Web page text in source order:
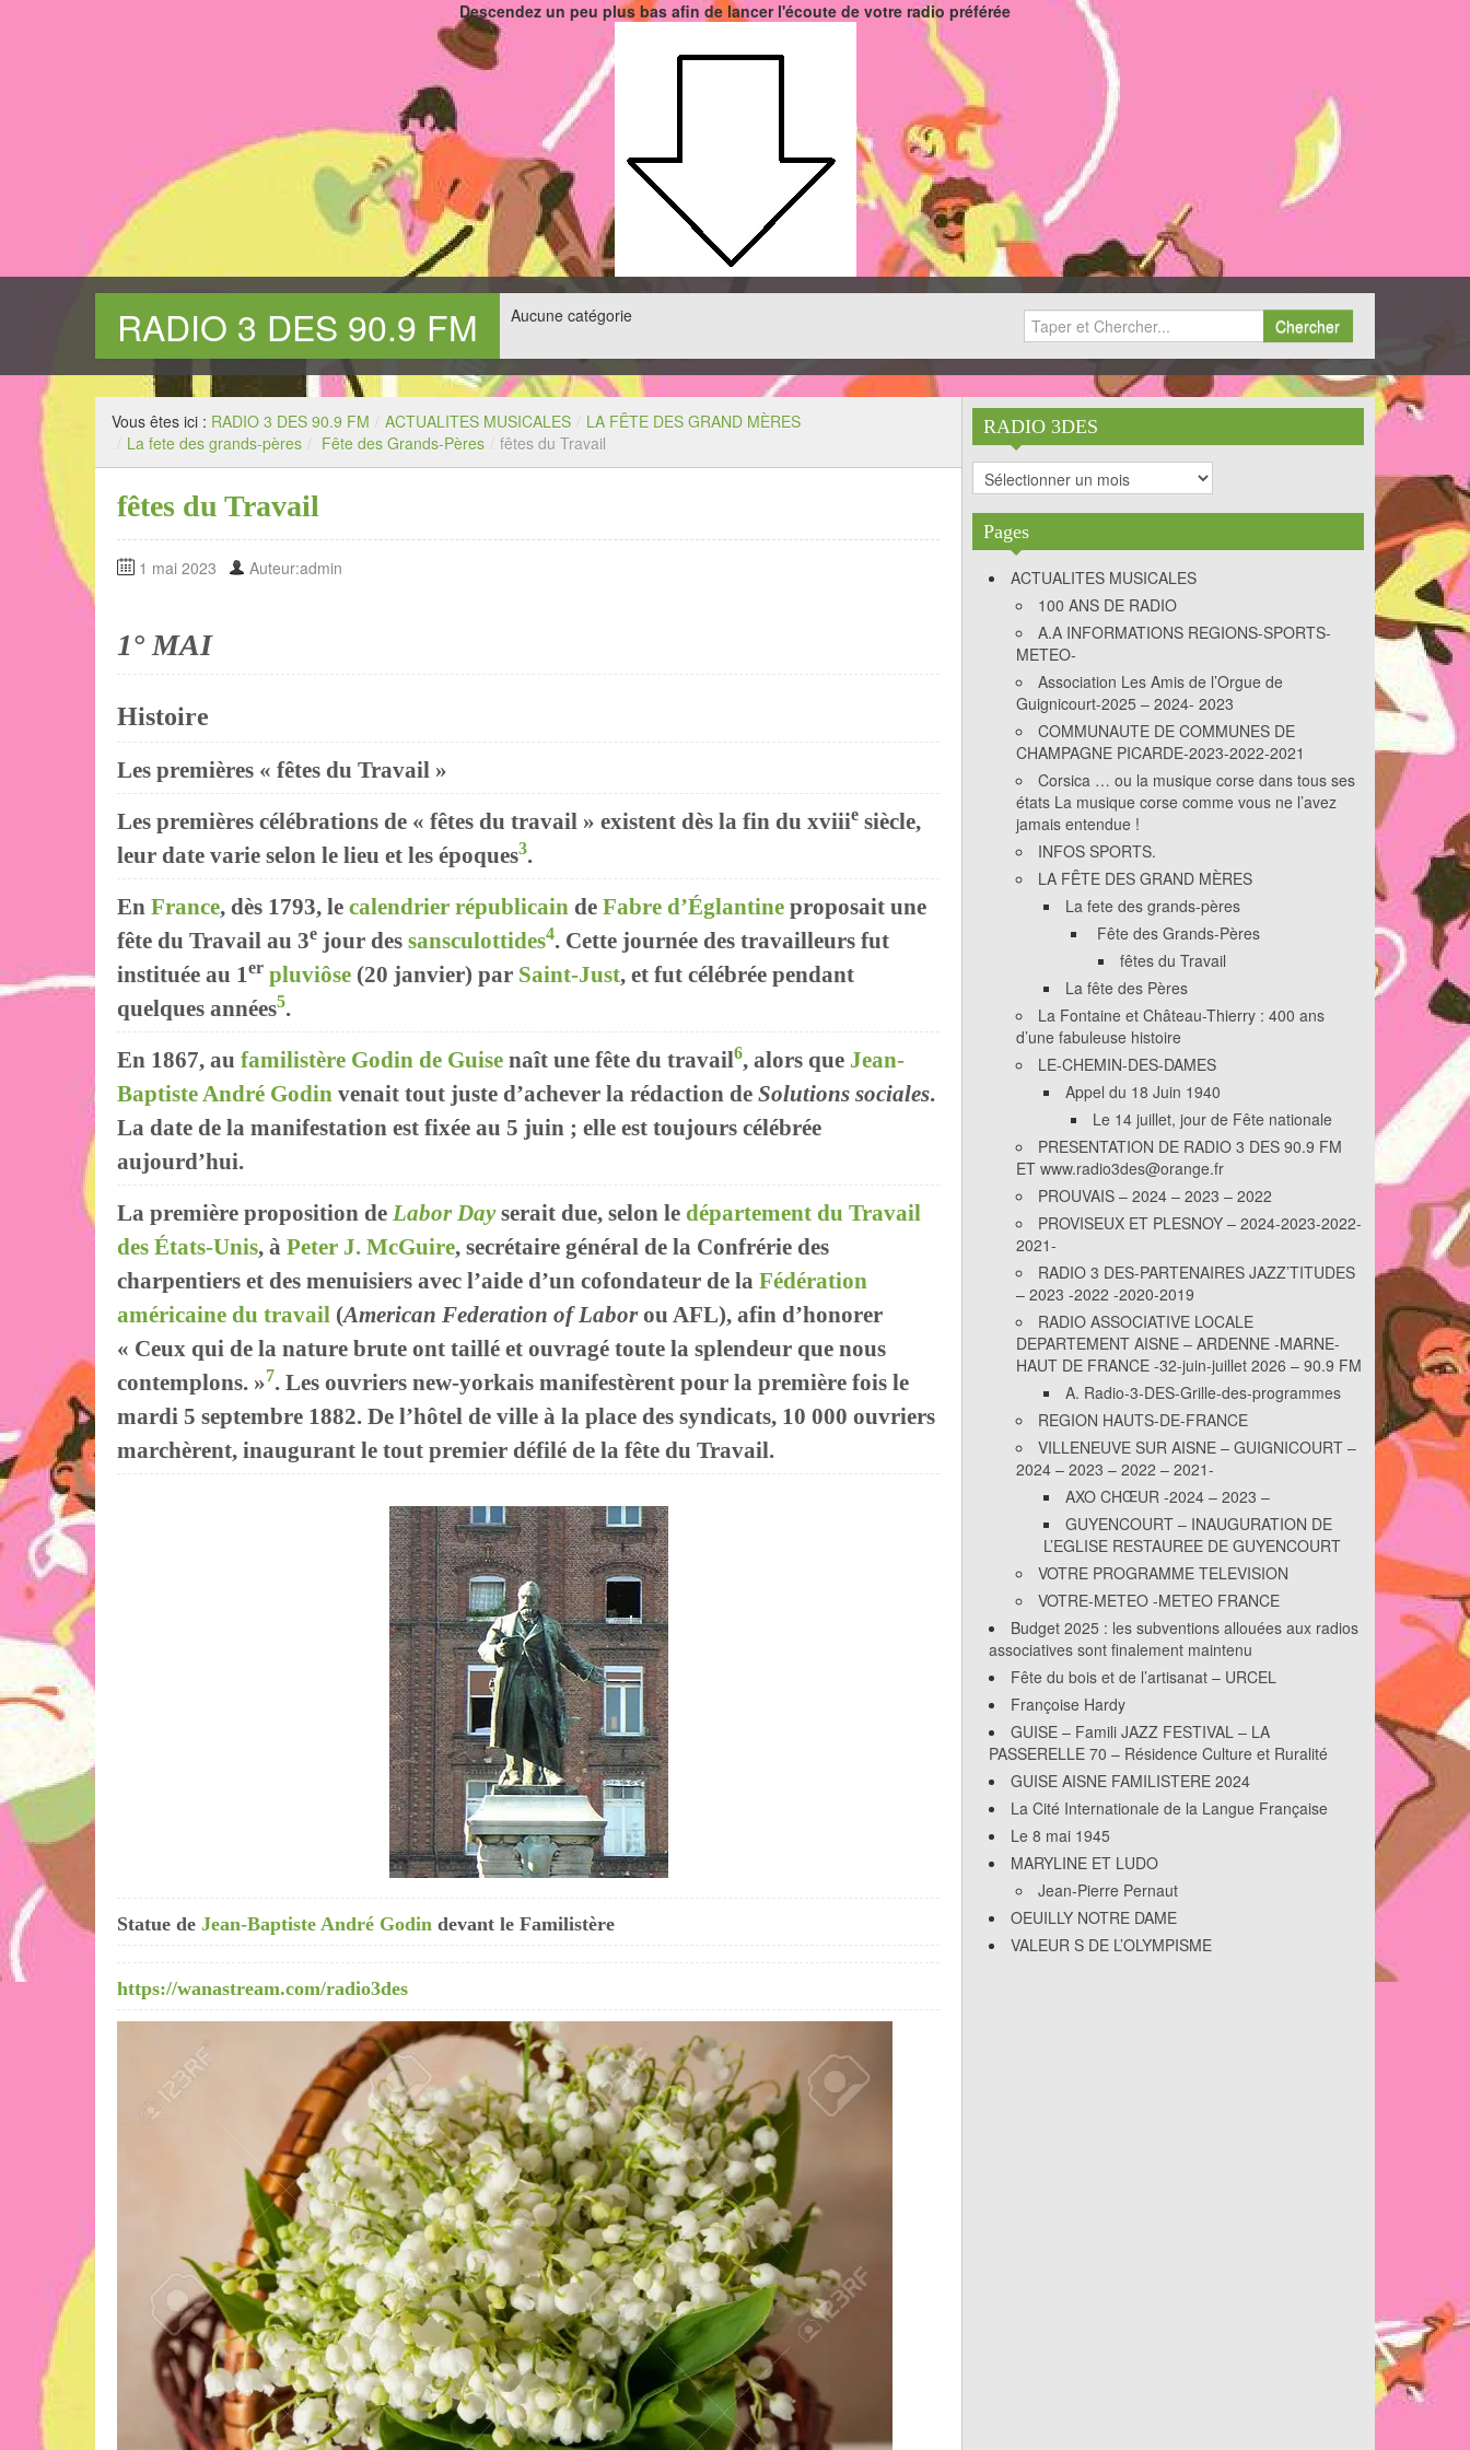
Descendez un peu plus bas afin de lancer l'écoute de votre radio préférée
RADIO 3 DES 90.9 FM Aucune catégorie Chercher
www.radio3des.com. CHAMPAGNE PICARDE
Vous êtes ici : RADIO 3 DES 90.9 FM / ACTUALITES MUSICALES / LA FÊTE DES GRAND MÈRES
/ La fete des grands-pères / Fête des Grands-Pères / fêtes du Travail
fêtes du Travail
1 mai 2023 Auteur:admin
1° MAI
Histoire
Les premières « fêtes du Travail »
Les premières célébrations de « fêtes du travail » existent dès la fin du xviiie siècle,
leur date varie selon le lieu et les époques3.
En France, dès 1793, le calendrier républicain de Fabre d’Églantine proposait une
fête du Travail au 3e jour des sansculottides4. Cette journée des travailleurs fut
instituée au 1er pluviôse (20 janvier) par Saint-Just, et fut célébrée pendant
quelques années5.
En 1867, au familistère Godin de Guise naît une fête du travail6, alors que Jean-
Baptiste André Godin venait tout juste d’achever la rédaction de Solutions sociales.
La date de la manifestation est fixée au 5 juin ; elle est toujours célébrée
aujourd’hui.
La première proposition de Labor Dayserait due, selon le département du Travail
des États-Unis, à Peter J. McGuire, secrétaire général de la Confrérie des
charpentiers et des menuisiers avec l’aide d’un cofondateur de la Fédération
américaine du travail (American Federation of Laborou AFL), afin d’honorer
« Ceux qui de la nature brute ont taillé et ouvragé toute la splendeur que nous
contemplons. »7. Les ouvriers new-yorkais manifestèrent pour la première fois le
mardi 5 septembre 1882. De l’hôtel de ville à la place des syndicats, 10 000 ouvriers
marchèrent, inaugurant le tout premier défilé de la fête du Travail.
Statue de Jean-Baptiste André Godin devant le Familistère
https://wanastream.com/radio3des
RADIO 3DES
RADIO
3DES
Pages
ACTUALITES MUSICALES
100 ANS DE RADIO
A.A INFORMATIONS REGIONS-SPORTS-
METEO-
Association Les Amis de l’Orgue de
Guignicourt-2025 – 2024- 2023
COMMUNAUTE DE COMMUNES DE
CHAMPAGNE PICARDE-2023-2022-2021
Corsica … ou la musique corse dans tous ses
états La musique corse comme vous ne l’avez
jamais entendue !
INFOS SPORTS.
LA FÊTE DES GRAND MÈRES
La fete des grands-pères
Fête des Grands-Pères
fêtes du Travail
La fête des Pères
La Fontaine et Château-Thierry : 400 ans
d’une fabuleuse histoire
LE-CHEMIN-DES-DAMES
Appel du 18 Juin 1940
Le 14 juillet, jour de Fête nationale
PRESENTATION DE RADIO 3 DES 90.9 FM
ET www.radio3des@orange.fr
PROUVAIS – 2024 – 2023 – 2022
PROVISEUX ET PLESNOY – 2024-2023-2022-
2021-
RADIO 3 DES-PARTENAIRES JAZZ’TITUDES
– 2023 -2022 -2020-2019
RADIO ASSOCIATIVE LOCALE
DEPARTEMENT AISNE – ARDENNE -MARNE-
HAUT DE FRANCE -32-juin-juillet 2026 – 90.9 FM
A. Radio-3-DES-Grille-des-programmes
REGION HAUTS-DE-FRANCE
VILLENEUVE SUR AISNE – GUIGNICOURT –
2024 – 2023 – 2022 – 2021-
AXO CHŒUR -2024 – 2023 –
GUYENCOURT – INAUGURATION DE
L’EGLISE RESTAUREE DE GUYENCOURT
VOTRE PROGRAMME TELEVISION
VOTRE-METEO -METEO FRANCE
Budget 2025 : les subventions allouées aux radios
associatives sont finalement maintenu
Fête du bois et de l’artisanat – URCEL
Françoise Hardy
GUISE – Famili JAZZ FESTIVAL – LA
PASSERELLE 70 – Résidence Culture et Ruralité
GUISE AISNE FAMILISTERE 2024
La Cité Internationale de la Langue Française
Le 8 mai 1945
MARYLINE ET LUDO
Jean-Pierre Pernaut
OEUILLY NOTRE DAME
VALEUR S DE L’OLYMPISME